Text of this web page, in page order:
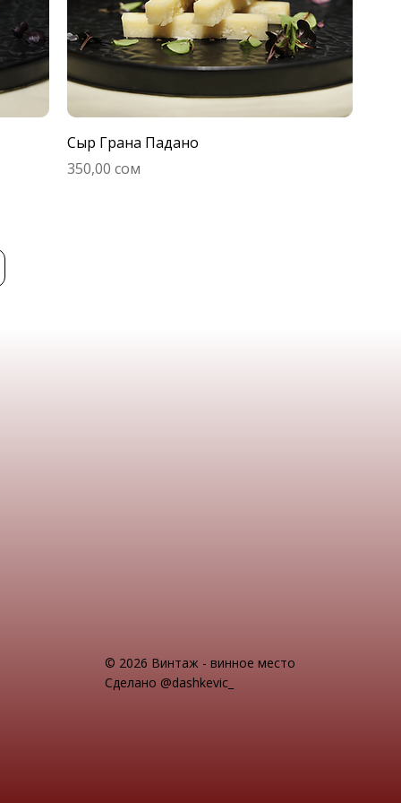
Сыр Грана Падано
Цена
350,00 сом
© 2026 Винтаж - винное место
Сделано @dashkevic_